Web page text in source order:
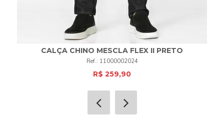
CALÇA CHINO MESCLA FLEX II PRETO
11000002024
R$ 259,90